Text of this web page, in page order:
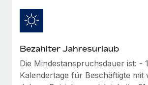
Mobilität und Relocation
Mühelose Relocation von
Benefits
Mühelose Verwaltung von Benefits
Reverse Tech auf einen Blick Das
Wellness-Startup Reverse Tech hat das
Neues zu Remote-Produkten:
Gusto und Zero und Contractor
Plus
Bezahlter Jahresurlaub
Die Mindestanspruchsdauer ist: -
Kalendertage für Beschäftigte mit